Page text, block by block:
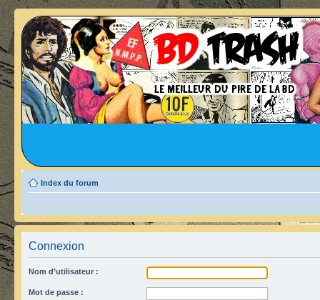
Index du forum
Connexion
Nom d’utilisateur :
Mot de passe :